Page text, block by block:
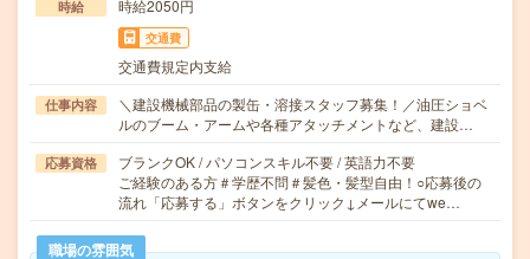
時給 時給2050円
交通費
交通費規定内支給
仕事内容
＼建設機械部品の製缶・溶接スタッフ募集！／油圧ショベ
ルのブーム・アームや各種アタッチメントなど、建設…
応募資格
ブランクOK / パソコンスキル不要 / 英語力不要
ご経験のある方＃学歴不問＃髪色・髪型自由！○応募後の
流れ「応募する」ボタンをクリック↓メールにてwe…
職場の雰囲気